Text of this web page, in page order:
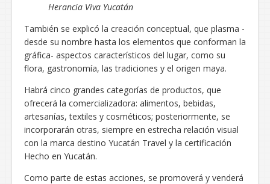
Herancia Viva Yucatán
También se explicó la creación conceptual, que plasma -
desde su nombre hasta los elementos que conforman la
gráfica- aspectos característicos del lugar, como su
flora, gastronomía, las tradiciones y el origen maya.
Habrá cinco grandes categorías de productos, que
ofrecerá la comercializadora: alimentos, bebidas,
artesanías, textiles y cosméticos; posteriormente, se
incorporarán otras, siempre en estrecha relación visual
con la marca destino Yucatán Travel y la certificación
Hecho en Yucatán.
Como parte de estas acciones, se promoverá y venderá